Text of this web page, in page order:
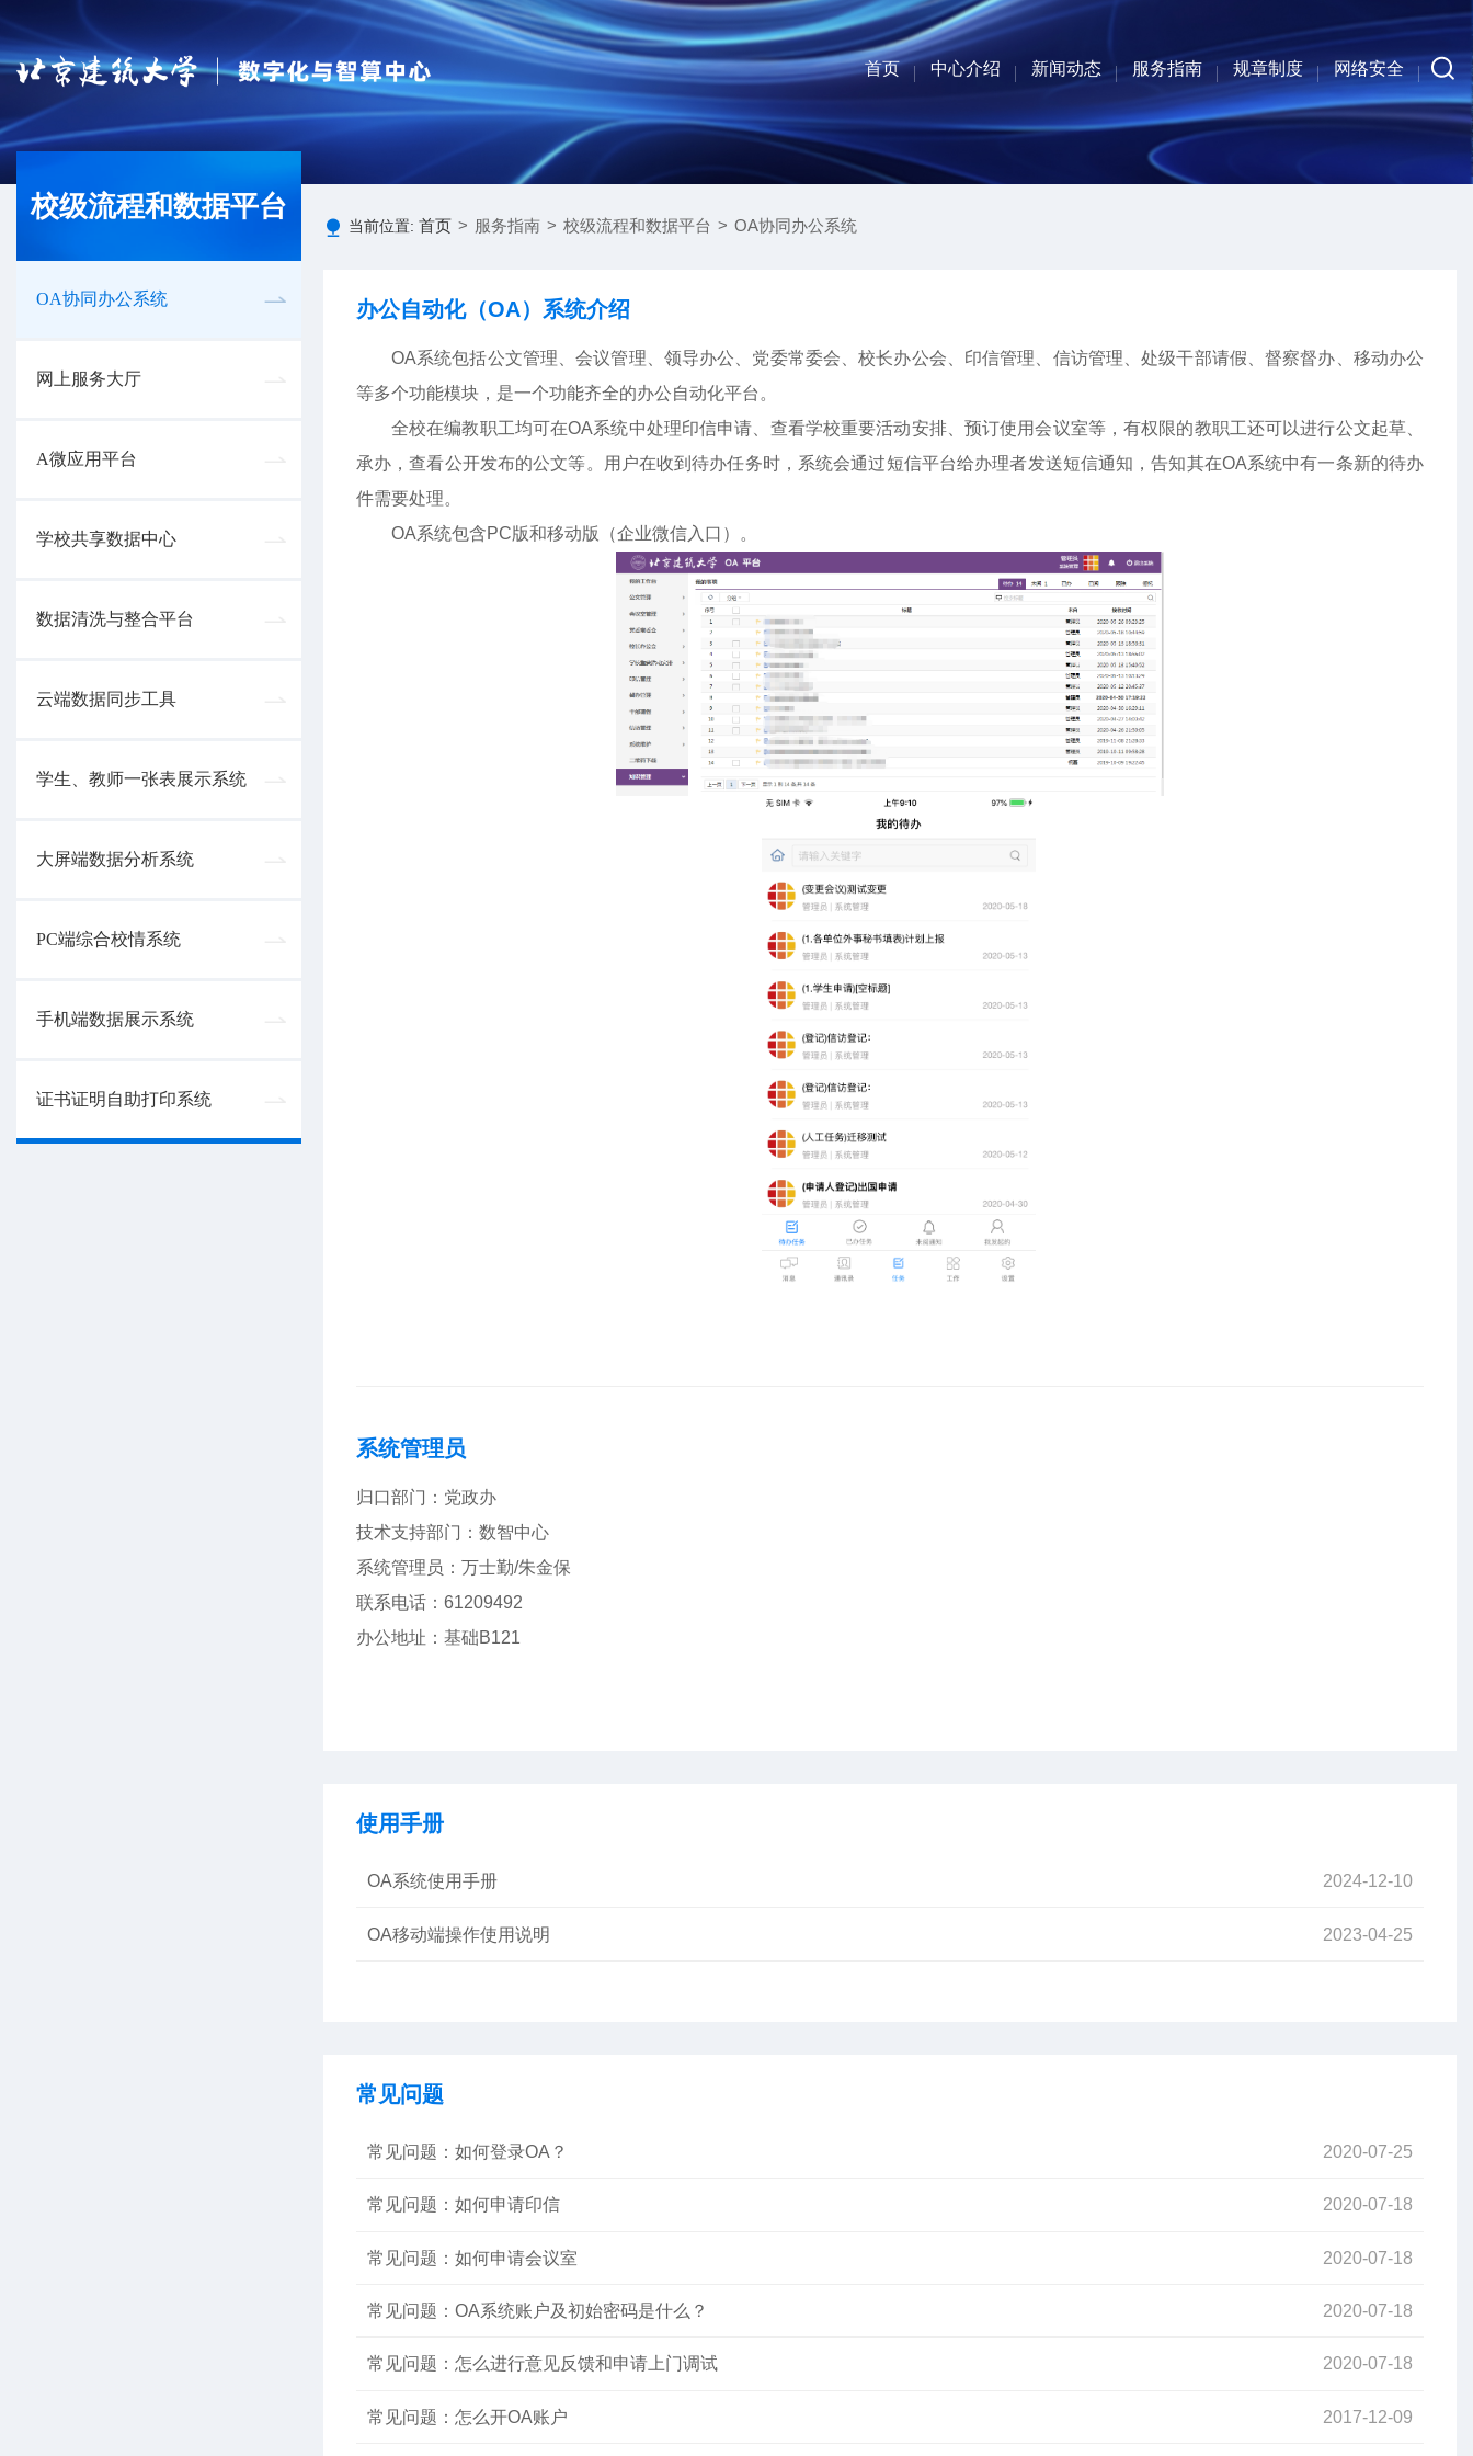
首页 中心介绍
中心简介
组织架构
业务分工
部门联系人
新闻动态
中心新闻
通知公告
行业资讯
服务指南
校级门户平台
校级流程和数据平台
人才培养与科学研究
管理服务系统
校级网络应用
校园一卡通系统
其他系统与服务
规章制度
法律法规
上级制度
校级制度
部门制度
网络安全
安全公告
安全服务
校级流程和数据平台
OA协同办公系统
网上服务大厅
A微应用平台
学校共享数据中心
数据清洗与整合平台
云端数据同步工具
学生、教师一张表展示系统
大屏端数据分析系统
PC端综合校情系统
手机端数据展示系统
证书证明自助打印系统
当前位置: 首页 > 服务指南 > 校级流程和数据平台 > OA协同办公系统
办公自动化（OA）系统介绍
OA系统包括公文管理、会议管理、领导办公、党委常委会、校长办公会、印信管理、信访管理、处级干部请假、督察督办、移动办公
等多个功能模块，是一个功能齐全的办公自动化平台。
全校在编教职工均可在OA系统中处理印信申请、查看学校重要活动安排、预订使用会议室等，有权限的教职工还可以进行公文起草、
承办，查看公开发布的公文等。用户在收到待办任务时，系统会通过短信平台给办理者发送短信通知，告知其在OA系统中有一条新的待办
件需要处理。
OA系统包含PC版和移动版（企业微信入口）。
系统管理员
归口部门：党政办
技术支持部门：数智中心
系统管理员：万士勤/朱金保
联系电话：61209492
办公地址：基础B121
使用手册
2024-12-10
OA系统使用手册
2023-04-25
OA移动端操作使用说明
常见问题
2020-07-25
常见问题：如何登录OA？
2020-07-18
常见问题：如何申请印信
2020-07-18
常见问题：如何申请会议室
2020-07-18
常见问题：OA系统账户及初始密码是什么？
2020-07-18
常见问题：怎么进行意见反馈和申请上门调试
2017-12-09
常见问题：怎么开OA账户